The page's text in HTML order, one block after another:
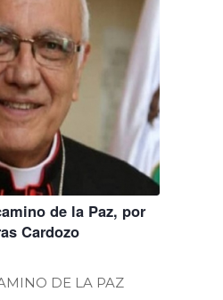
de la Paz, por
Cardozo
DE LA PAZ